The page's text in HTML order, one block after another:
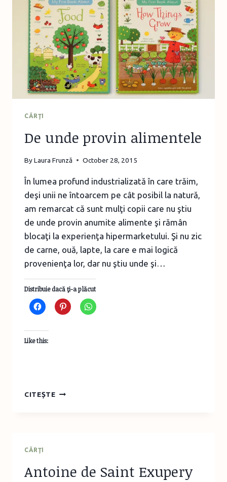
UN
CONCURS
CĂRŢI
De unde provin alimentele
ByLaura Frunză October 28, 2015
În lumea profund industrializată în care trăim,
deşi unii ne întoarcem pe cât posibil la natură,
am remarcat că sunt mulţi copii care nu ştiu
de unde provin anumite alimente şi rămân
blocaţi la experienţa hipermarketului. Şi nu zic
de carne, ouă, lapte, la care e mai logică
provenienţa lor, dar nu ştiu unde şi…
Distribuie dacă ţi-a plăcut
Like this:
CITEȘTEDE
CĂRŢI
Antoine de Saint Exupery